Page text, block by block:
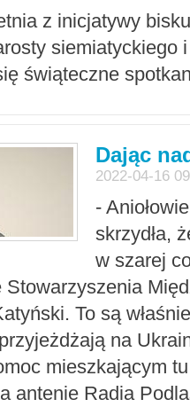
z inicjatywy
siemiatyckiego
świąteczne
Dając
2022-04-16
-
skrzydła,
w szarej
Stowarzyszenia
To są
na
mieszkającym
antenie Radia